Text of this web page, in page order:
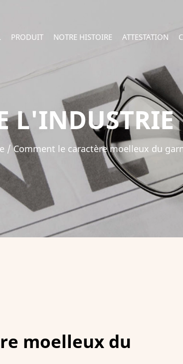
PRODUIT NOTRE HISTOIRE ATTESTATION
L'INDUSTRIE
/Comment le caractère moelleux du
moelleux du